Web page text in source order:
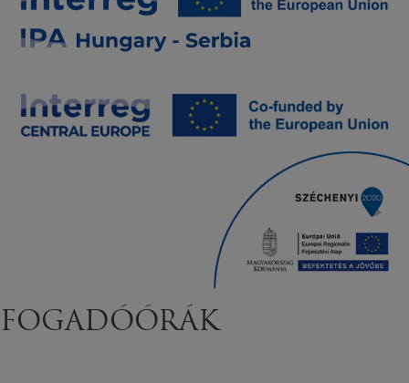
FOGADÓÓRÁK